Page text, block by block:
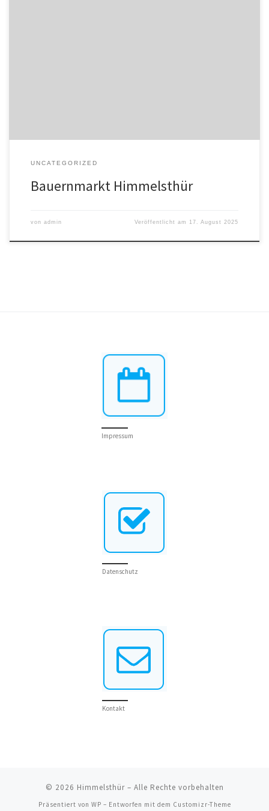
UNCATEGORIZED
Bauernmarkt Himmelsthür
von admin Veröffentlicht am 17. August 2025
Impressum
Datenschutz
Kontakt
© 2026 Himmelsthür– Alle Rechte vorbehalten
Präsentiert von WP – Entworfen mit dem Customizr-Theme